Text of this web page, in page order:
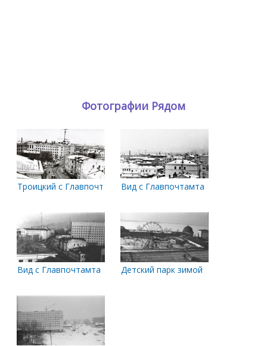
Фотографии Рядом
Троицкий с ГлавпочтамтаВид с Главпочтамта
Вид с Главпочтамта на Павлиновку и обком КПСС
Детский парк зимой